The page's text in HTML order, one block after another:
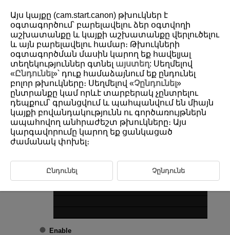
D180-211
Beeps
Select [ :Beep] (
).
Select an option.
Enable
Այս կայքը (cam.start.canon) թխուկներ է
օգտագործում՝ բարելավելու ձեր օգտվողի
աշխատանքը և կայքի աշխատանքը վերլուծելու
և այն բարելավելու համար։ Թխուկների
օգտագործման մասին կարող եք հավելյալ
տեղեկություններ գտնել այստեղ: Սեղմելով
«Ընդունել»՝ դուք համաձայնում եք ընդունել
բոլոր թխուկները։ Սեղմելով «Չընդունել»
ընտրանքը կամ որևէ տարբերակ չընտրելու
դեպքում՝ գրանցվում և պահպանվում են միայն
կայքի բովանդակությունն ու գործառույթներն
ապահովող անհրաժեշտ թխուկները։ Այս
կարգավորումը կարող եք ցանկացած
ժամանակ փոխել։
Ընդունել Չընդունե